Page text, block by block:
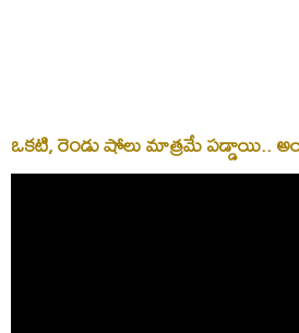
ఒకటి, రెండు షోలు మాత్రమే పడ్డాయి..